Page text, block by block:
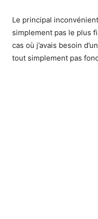
Le principal
simplement pas le plus
cas où j’avais besoin
tout simplement pas